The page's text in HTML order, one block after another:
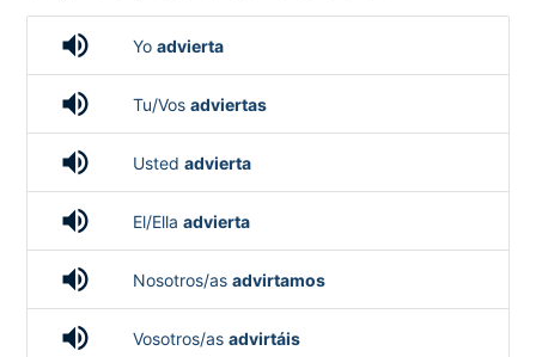
volume_up Yo advierta
volume_up Tu/Vos adviertas
volume_up Usted advierta
volume_up El/Ella advierta
volume_up Nosotros/as advirtamos
volume_up Vosotros/as advirtáis